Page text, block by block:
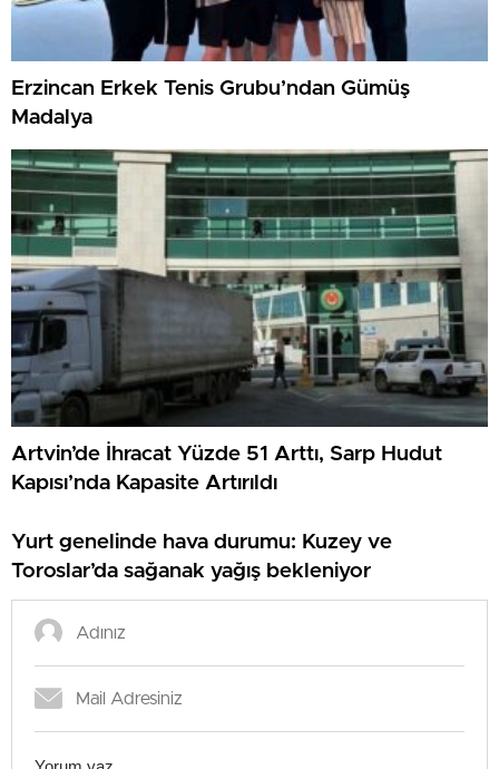
Erzincan Erkek Tenis Grubu’ndan Gümüş
Madalya
Artvin’de İhracat Yüzde 51 Arttı, Sarp Hudut
Kapısı’nda Kapasite Artırıldı
Yurt genelinde hava durumu: Kuzey ve
Toroslar’da sağanak yağış bekleniyor